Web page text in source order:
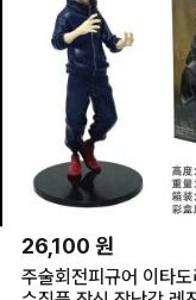
26,100 원
주술회전피규어 이타도